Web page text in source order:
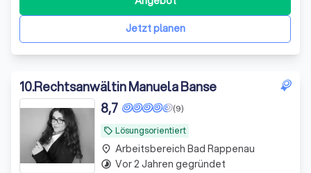
vertrauen.
Jetzt planen
10.Rechtsanwältin Manuela Banse
local_offer Lösungsorientiert
(9)
8,7
place Arbeitsbereich Bad Rappenau
timelapse Vor 2 Jahren gegründet